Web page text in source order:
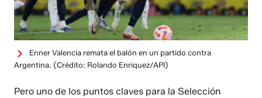
Enner Valencia remata el balón en un partido contra
Argentina. (Crédito: Rolando Enriquez/API)
Pero uno de los puntos claves para la Selección